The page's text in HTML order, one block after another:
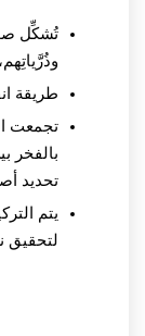
تُشكِّل
طريقة
تجمعت
بالفخر
تحديد
يتم
لتحقيق